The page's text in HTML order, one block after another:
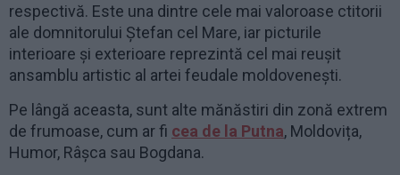
respectivă. Este una dintre cele mai valoroase ctitorii
ale domnitorului Ștefan cel Mare, iar picturile
interioare și exterioare reprezintă cel mai reușit
ansamblu artistic al artei feudale moldovenești.
Pe lângă aceasta, sunt alte mănăstiri din zonă extrem
de frumoase, cum ar fi cea de la Putna, Moldovița,
Humor, Râșca sau Bogdana.